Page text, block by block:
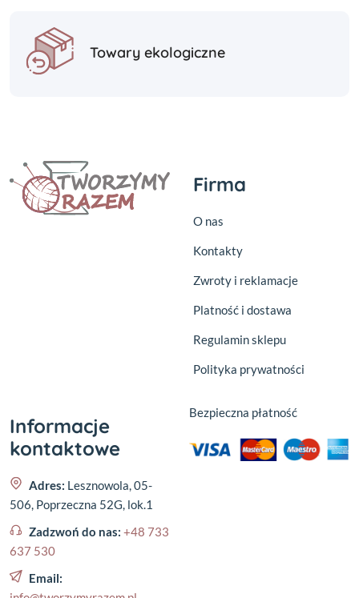
Towary ekologiczne
Firma
O nas
Kontakty
Zwroty i reklamacje
Platność i dostawa
Regulamin sklepu
Polityka prywatności
Informacje
kontaktowe
Adres: Lesznowola, 05-
506, Poprzeczna 52G, lok.1
Zadzwoń do nas: +48 733
637 530
Email:
Bezpieczna płatność